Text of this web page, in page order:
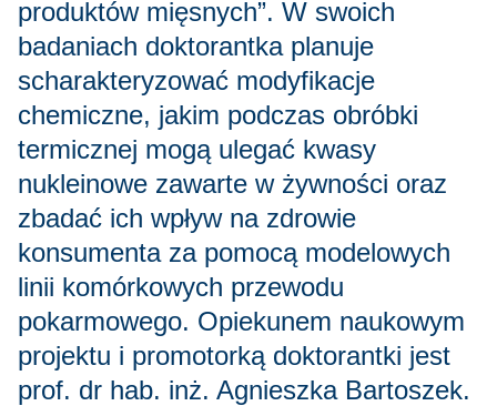
produktów mięsnych”. W swoich
badaniach doktorantka planuje
scharakteryzować modyfikacje
chemiczne, jakim podczas obróbki
termicznej mogą ulegać kwasy
nukleinowe zawarte w żywności oraz
zbadać ich wpływ na zdrowie
konsumenta za pomocą modelowych
linii komórkowych przewodu
pokarmowego. Opiekunem naukowym
projektu i promotorką doktorantki jest
prof. dr hab. inż. Agnieszka Bartoszek.